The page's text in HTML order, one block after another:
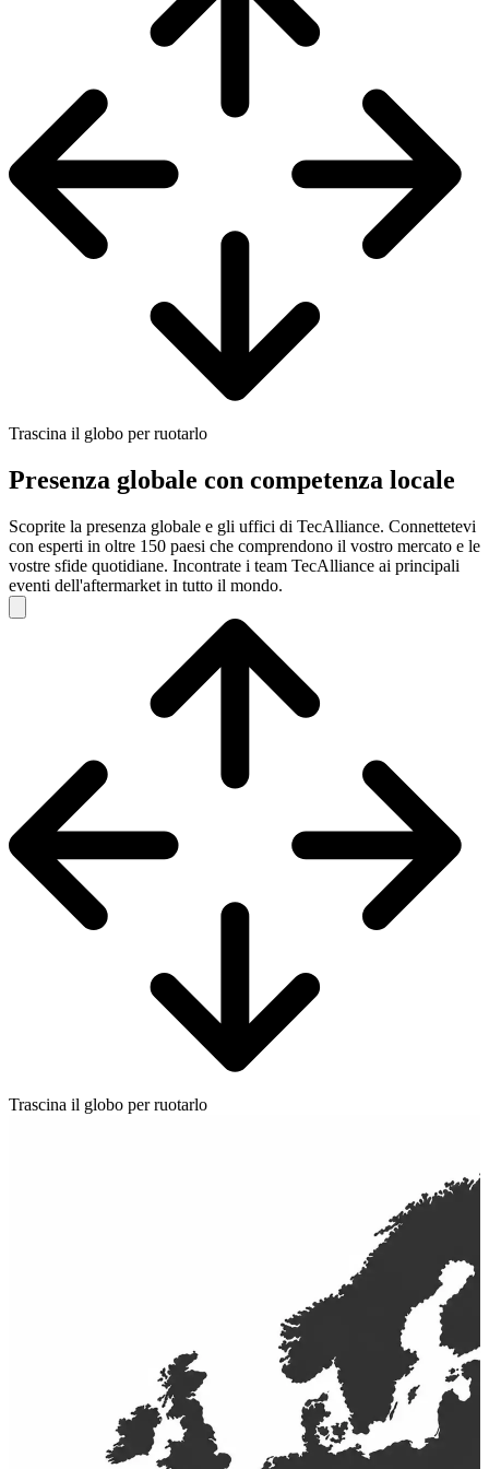
Trascina il globo per ruotarlo
Presenza globale con competenza locale
Scoprite la presenza globale e gli uffici di TecAlliance. Connettetevi
con esperti in oltre 150 paesi che comprendono il vostro mercato e le
vostre sfide quotidiane. Incontrate i team TecAlliance ai principali
eventi dell'aftermarket in tutto il mondo.
Trascina il globo per ruotarlo